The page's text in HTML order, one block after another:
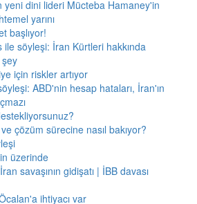
yeni dini lideri Mücteba Hamaney'in
yarını
başlıyor!
söyleşi: İran Kürtleri hakkında
için riskler artıyor
ABD'nin hesap hataları, İran'ın
çözüm sürecine nasıl bakıyor?
üzerinde
savaşının gidişatı | İBB davası
ihtiyacı var